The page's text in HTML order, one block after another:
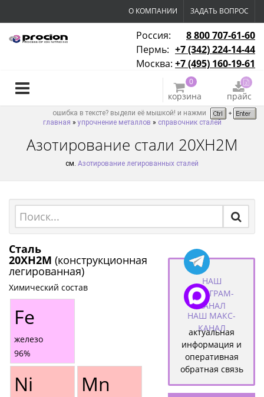
О КОМПАНИИ ЗАДАТЬ ВОПРОС
Россия:
8 800 707-61-60
Пермь: +7 (342) 224-14-44
Москва: +7 (495) 160-19-61
0
корзина прайс
ошибка в тексте? выдели её мышкой! и нажми
главная »упрочнение металлов » справочник сталей
Азотирование стали 20ХН2М
см. Азотирование легированных сталей
Сталь
20ХН2М (конструкционная
легированная)
Химический состав
Fe
железо
96%
Ni Mn
НАШ
ТЕЛЕГРАМ-
КАНАЛ
НАШ МАКС-
КАНАЛ
актуальная
информация и
оперативная
обратная связь